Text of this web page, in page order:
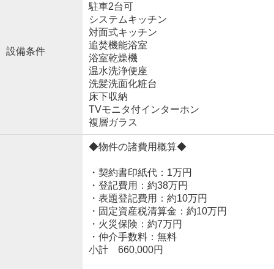
設備条件
駐車2台可
システムキッチン
対面式キッチン
追焚機能浴室
浴室乾燥機
温水洗浄便座
洗髪洗面化粧台
床下収納
TVモニタ付インターホン
複層ガラス
◆物件の諸費用概算◆
・契約書印紙代：1万円
・登記費用：約38万円
・表題登記費用：約10万円
・固定資産税清算金：約10万円
・火災保険：約7万円
・仲介手数料：無料
小計 660,000円